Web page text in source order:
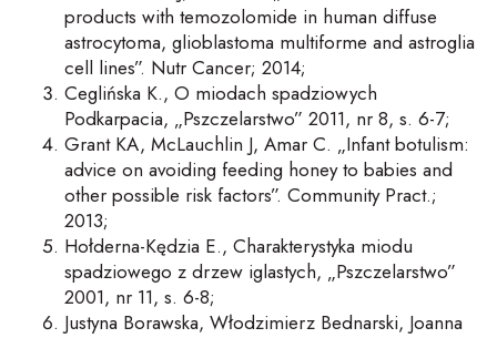
products with temozolomide in human diffuse
astrocytoma, glioblastoma multiforme and astroglia
cell lines”. Nutr Cancer; 2014;
Ceglińska K., O miodach spadziowych
Podkarpacia, „Pszczelarstwo” 2011, nr 8, s. 6-7;
Grant KA, McLauchlin J, Amar C. „Infant botulism:
advice on avoiding feeding honey to babies and
other possible risk factors”. Community Pract.;
2013;
Hołderna-Kędzia E., Charakterystyka miodu
spadziowego z drzew iglastych, „Pszczelarstwo”
2001, nr 11, s. 6-8;
Justyna Borawska, Włodzimierz Bednarski, Joanna